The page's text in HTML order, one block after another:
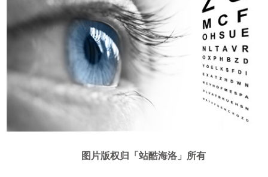
图片版权归「站酷海洛」所有